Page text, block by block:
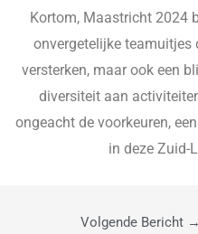
Kortom, Maastricht 2024
onvergetelijke teamuitjes
versterken, maar ook een
diversiteit aan
ongeacht de voorkeuren,
in deze Zuid-
Volgende Bericht →